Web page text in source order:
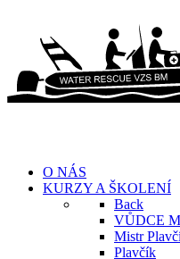
O NÁS
KURZY A ŠKOLENÍ
Back
VŮDCE
Mistr
Plavčík